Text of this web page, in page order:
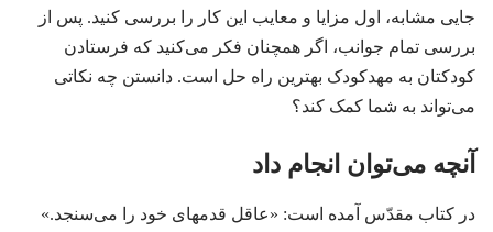
جایی مشابه،‏ اول مزایا و معایب این کار را بررسی کنید.‏ پس از
بررسی تمام جوانب،‏ اگر همچنان فکر می‌کنید که فرستادن
کودکتان به مهدکودک بهترین راه حل است.‏ دانستن چه نکاتی
می‌تواند به شما کمک کند؟‏
آنچه می‌توان انجام داد
در کتاب مقدّس آمده است:‏ «عاقل قدمهای خود را می‌سنجد.‏»